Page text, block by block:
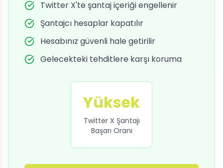
Twitter X'te şantaj içeriği engellenir
Şantajcı hesaplar kapatılır
Hesabınız güvenli hale getirilir
Gelecekteki tehditlere karşı koruma
Yüksek
Twitter X Şantajı
Başarı Oranı